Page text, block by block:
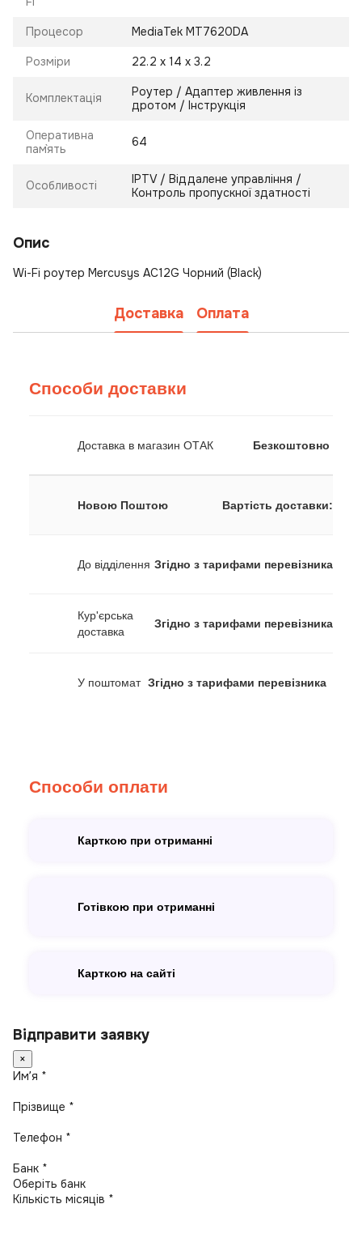
Процесор MediaTek MT7620DA
Розміри 22.2 x 14 x 3.2
Комплектація
Роутер / Адаптер живлення із
дротом / Інструкція
Оперативна
пам`ять
64
Особливості
IPTV / Віддалене управління /
Контроль пропускної здатності
Опис
Wi-Fi роутер Mercusys AC12G Чорний (Black)
Доставка Оплата
Способи доставки
Доставка в магазин ОТАК Безкоштовно
Новою Поштою Вартість доставки:
До відділення Згідно з тарифами перевізника
Кур'єрська
доставка
Згідно з тарифами перевізника
У поштомат Згідно з тарифами перевізника
Способи оплати
Карткою при отриманні
Готівкою при отриманні
Карткою на сайті
Відправити заявку
×
Имʼя *
Прізвище *
Телефон *
Банк *
Кількість місяців *